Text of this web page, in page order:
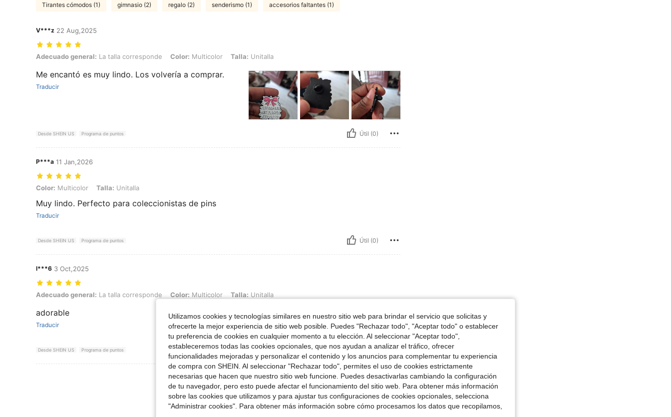
Tirantes cómodos (1) gimnasio (2) regalo (2) senderismo (1) accesorios faltantes (1)
V***z 22 Aug,2025
Adecuado general: La talla corresponde, Color: Multicolor, Talla: Unitalla
Adecuado general: La talla corresponde Color: Multicolor Talla: Unitalla
Me encantó es muy lindo. Los volvería a comprar.
Traducir
Desde SHEIN US Programa de puntos Útil (0)
P***a 11 Jan,2026
Color: Multicolor, Talla: Unitalla
Color: Multicolor Talla: Unitalla
Muy lindo. Perfecto para coleccionistas de pins
Traducir
Desde SHEIN US Programa de puntos Útil (0)
l***6 3 Oct,2025
Adecuado general: La talla corresponde, Color: Multicolor, Talla: Unitalla
Adecuado general: La talla corresponde Color: Multicolor Talla: Unitalla
adorable
Traducir
Desde SHEIN US Programa de puntos Útil (0)
Ver Más Reseñas
Utilizamos cookies y tecnologías similares en nuestro sitio web para brindar el servicio que solicitas y
ofrecerte la mejor experiencia de sitio web posible. Puedes "Rechazar todo", "Aceptar todo" o establecer
tu preferencia de cookies en cualquier momento a tu elección. Al seleccionar "Aceptar todo",
estableceremos todas las cookies opcionales, que nos ayudan a analizar el tráfico, ofrecer
funcionalidades mejoradas y personalizar el contenido y los anuncios para complementar tu experiencia
de compra con SHEIN. Al seleccionar "Rechazar todo", permites el uso de cookies estrictamente
necesarias que hacen que nuestro sitio web funcione. Puedes desactivarlas cambiando la configuración
de tu navegador, pero esto puede afectar el funcionamiento del sitio web. Para obtener más información
sobre las cookies que utilizamos y para ajustar tus configuraciones de cookies opcionales, selecciona
"Administrar cookies". Para obtener más información sobre cómo procesamos los datos que recopilamos,